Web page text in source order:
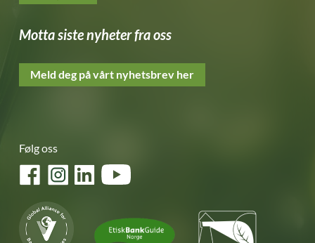
Motta siste nyheter fra oss
Meld deg på vårt nyhetsbrev her
Følg oss
FacebookInstagramLinkedInYouTube